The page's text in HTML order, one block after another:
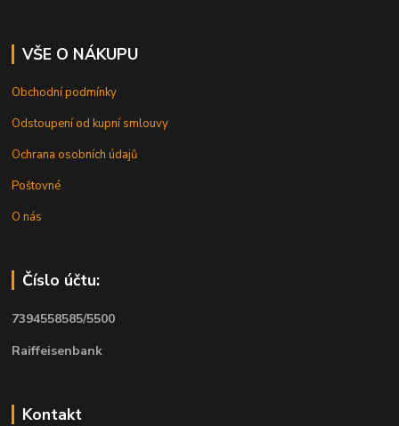
VŠE O NÁKUPU
Obchodní podmínky
Odstoupení od kupní smlouvy
Ochrana osobních údajů
Poštovné
O nás
Číslo účtu:
7394558585/5500
Raiffeisenbank
Kontakt